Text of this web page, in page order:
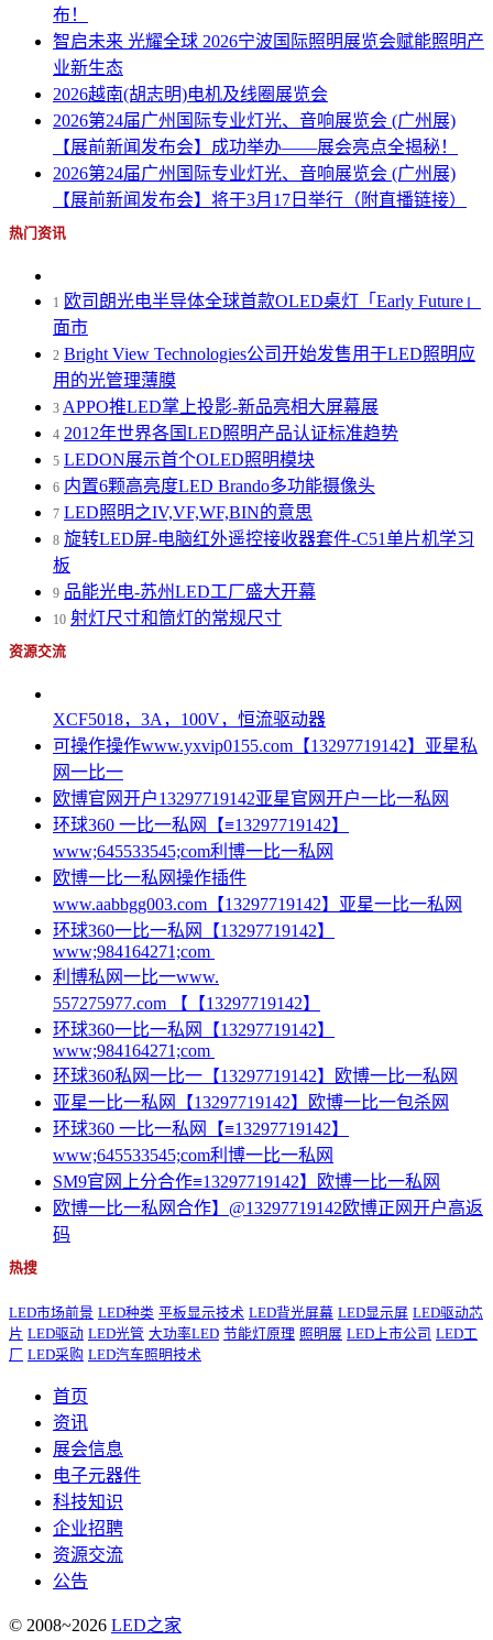
布！
智启未来 光耀全球 2026宁波国际照明展览会赋能照明产
业新生态
2026越南(胡志明)电机及线圈展览会
2026第24届广州国际专业灯光、音响展览会 (广州展)
【展前新闻发布会】成功举办——展会亮点全揭秘！
2026第24届广州国际专业灯光、音响展览会 (广州展)
【展前新闻发布会】将于3月17日举行（附直播链接）
热门资讯
1 欧司朗光电半导体全球首款OLED桌灯「Early Future」
面市
2 Bright View Technologies公司开始发售用于LED照明应
用的光管理薄膜
3 APPO推LED掌上投影-新品亮相大屏幕展
4 2012年世界各国LED照明产品认证标准趋势
5 LEDON展示首个OLED照明模块
6 内置6颗高亮度LED Brando多功能摄像头
7 LED照明之IV,VF,WF,BIN的意思
8 旋转LED屏-电脑红外遥控接收器套件-C51单片机学习
板
9 品能光电-苏州LED工厂盛大开幕
10 射灯尺寸和筒灯的常规尺寸
资源交流
XCF5018，3A，100V，恒流驱动器
可操作操作www.yxvip0155.com【13297719142】亚星私
网一比一
欧博官网开户13297719142亚星官网开户一比一私网
环球360 一比一私网【≡13297719142】
www;645533545;com利博一比一私网
欧博一比一私网操作插件
www.aabbgg003.com【13297719142】亚星一比一私网
环球360一比一私网【13297719142】
www;984164271;com
利博私网一比一www.
557275977.com 【【13297719142】
环球360一比一私网【13297719142】
www;984164271;com
环球360私网一比一【13297719142】欧博一比一私网
亚星一比一私网【13297719142】欧博一比一包杀网
环球360 一比一私网【≡13297719142】
www;645533545;com利博一比一私网
SM9官网上分合作≡13297719142】欧博一比一私网
欧博一比一私网合作】@13297719142欧博正网开户高返
码
热搜
LED市场前景 LED种类 平板显示技术 LED背光屏幕 LED显示屏 LED驱动芯
片 LED驱动 LED光管 大功率LED 节能灯原理 照明展 LED上市公司 LED工
厂 LED采购 LED汽车照明技术
首页
资讯
展会信息
电子元器件
科技知识
企业招聘
资源交流
公告
© 2008~2026 LED之家